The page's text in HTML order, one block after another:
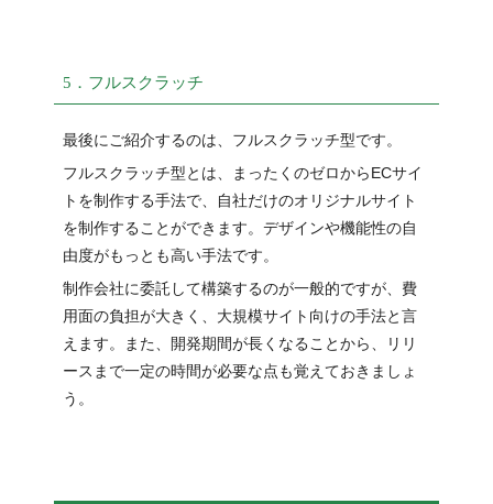
5．フルスクラッチ
最後にご紹介するのは、フルスクラッチ型です。
フルスクラッチ型とは、まったくのゼロからECサイ
トを制作する手法で、自社だけのオリジナルサイト
を制作することができます。デザインや機能性の自
由度がもっとも高い手法です。
制作会社に委託して構築するのが一般的ですが、費
用面の負担が大きく、大規模サイト向けの手法と言
えます。また、開発期間が長くなることから、リリ
ースまで一定の時間が必要な点も覚えておきましょ
う。